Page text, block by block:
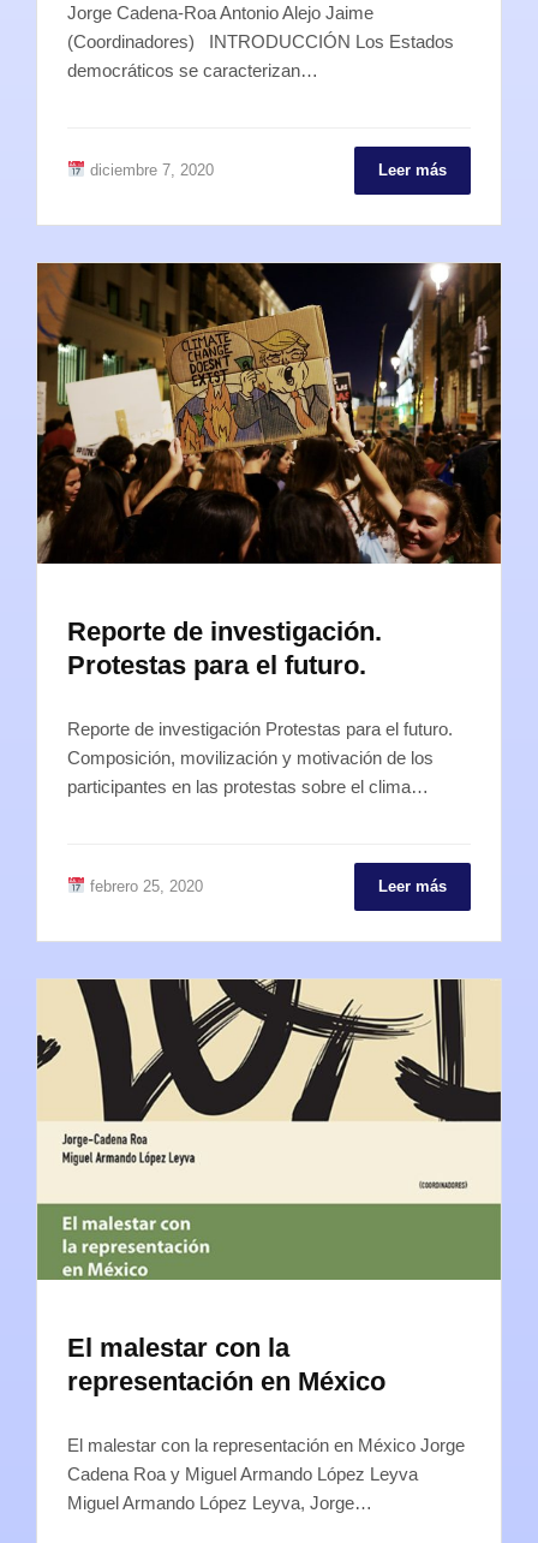
Jorge Cadena-Roa Antonio Alejo Jaime
(Coordinadores) INTRODUCCIÓN Los Estados
democráticos se caracterizan…
diciembre 7, 2020 Leer más
Reporte de investigación.
Protestas para el futuro.
Reporte de investigación Protestas para el futuro.
Composición, movilización y motivación de los
participantes en las protestas sobre el clima…
febrero 25, 2020 Leer más
El malestar con la
representación en México
El malestar con la representación en México Jorge
Cadena Roa y Miguel Armando López Leyva
Miguel Armando López Leyva, Jorge…